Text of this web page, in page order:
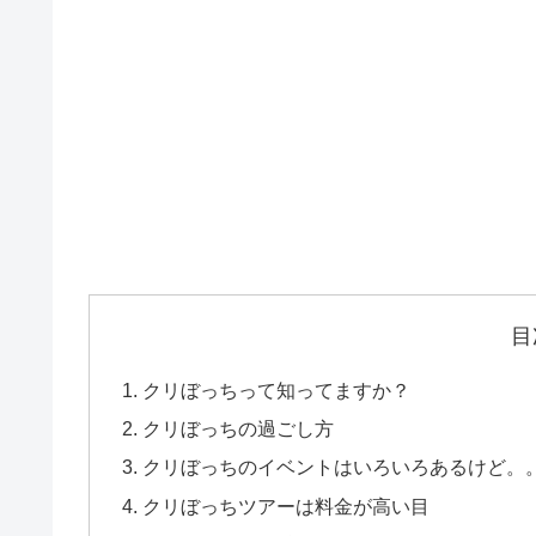
クリぼっちって知ってますか？
クリぼっちの過ごし方
クリぼっちのイベントはいろいろあるけど。
クリぼっちツアーは料金が高い目